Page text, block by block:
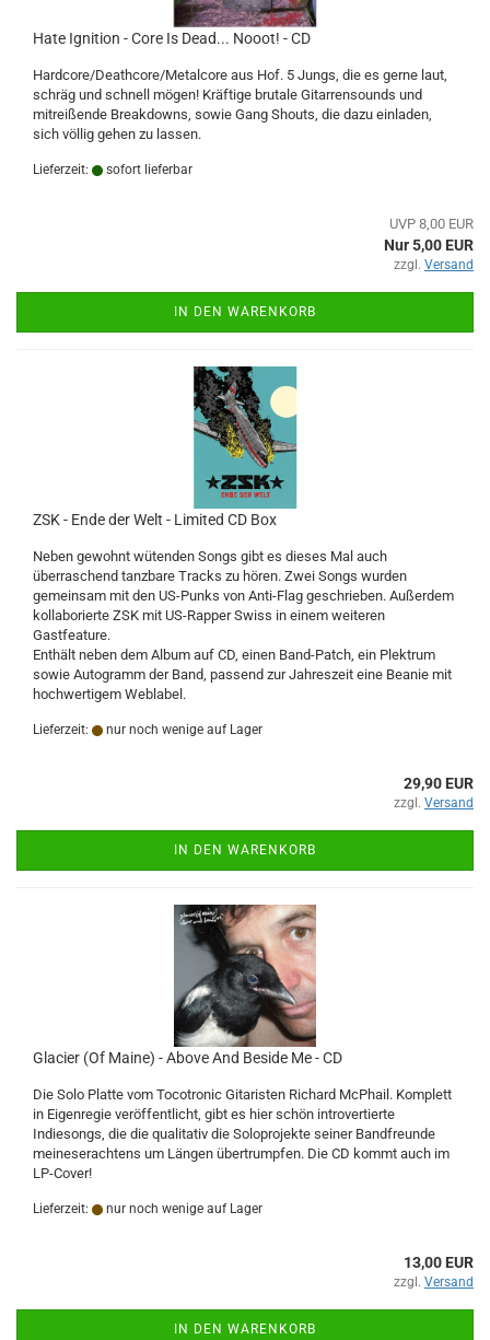
Hate Ignition - Core Is Dead... Nooot! - CD
Hardcore/Deathcore/Metalcore aus Hof. 5 Jungs, die es gerne laut,
schräg und schnell mögen! Kräftige brutale Gitarrensounds und
mitreißende Breakdowns, sowie Gang Shouts, die dazu einladen,
sich völlig gehen zu lassen.
Lieferzeit: sofort lieferbar
UVP 8,00 EUR
Nur 5,00 EUR
zzgl. Versand
IN DEN WARENKORB
ZSK - Ende der Welt - Limited CD Box
Neben gewohnt wütenden Songs gibt es dieses Mal auch
überraschend tanzbare Tracks zu hören. Zwei Songs wurden
gemeinsam mit den US-Punks von Anti-Flag geschrieben. Außerdem
kollaborierte ZSK mit US-Rapper Swiss in einem weiteren
Gastfeature.
Enthält neben dem Album auf CD, einen Band-Patch, ein Plektrum
sowie Autogramm der Band, passend zur Jahreszeit eine Beanie mit
hochwertigem Weblabel.
Lieferzeit: nur noch wenige auf Lager
29,90 EUR
zzgl. Versand
IN DEN WARENKORB
Glacier (Of Maine) - Above And Beside Me - CD
Die Solo Platte vom Tocotronic Gitaristen Richard McPhail. Komplett
in Eigenregie veröffentlicht, gibt es hier schön introvertierte
Indiesongs, die die qualitativ die Soloprojekte seiner Bandfreunde
meineserachtens um Längen übertrumpfen. Die CD kommt auch im
LP-Cover!
Lieferzeit: nur noch wenige auf Lager
13,00 EUR
zzgl. Versand
IN DEN WARENKORB